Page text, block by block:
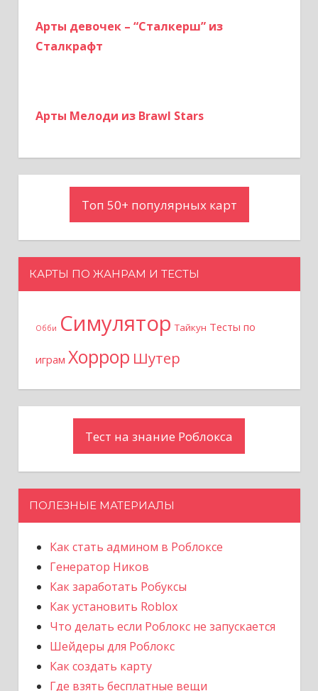
Арты девочек – “Сталкерш” из
Сталкрафт
Арты Мелоди из Brawl Stars
Топ 50+ популярных карт
КАРТЫ ПО ЖАНРАМ И ТЕСТЫ
Обби Симулятор Тайкун Тесты по
играм Хоррор Шутер
Тест на знание Роблокса
ПОЛЕЗНЫЕ МАТЕРИАЛЫ
Как стать админом в Роблоксе
Генератор Ников
Как заработать Робуксы
Как установить Roblox
Что делать если Роблокс не запускается
Шейдеры для Роблокс
Как создать карту
Где взять бесплатные вещи